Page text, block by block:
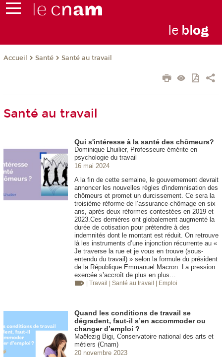
le blog
Accueil Santé Santé au travail
Santé au travail
Qui s'intéresse à la santé des chômeurs?
Dominique Lhuilier, Professeure émérite en
psychologie du travail
16 mai 2024
A la fin de cette semaine, le gouvernement devrait
annoncer les nouvelles règles d'indemnisation des
chômeurs et promet un durcissement. Ce sera la
troisième réforme de l’assurance-chômage en six
ans, après deux réformes contestées en 2019 et
2023.Ces dernières ont globalement augmenté la
durée de cotisation pour prétendre à des
indemnités dont le montant est réduit. On retrouve
là les instruments d’une injonction récurrente au «
Je traverse la rue et je vous en trouve (sous-
entendu du travail) » selon la formule du président
de la République Emmanuel Macron. La pression
exercée s’accroît de plus en plus…
| Travail | Santé au travail | Emploi
Quand les conditions de travail se
dégradent, faut-il s’en accommoder ou
changer d’emploi ?
Maëlezig Bigi, Conservatoire national des arts et
métiers (Cnam)
20 novembre 2023